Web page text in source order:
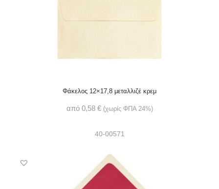
Φάκελος 12×17,8 μεταλλιζέ κρεμ
από 0,58 € (χωρίς ΦΠΑ 24%)
40-00571